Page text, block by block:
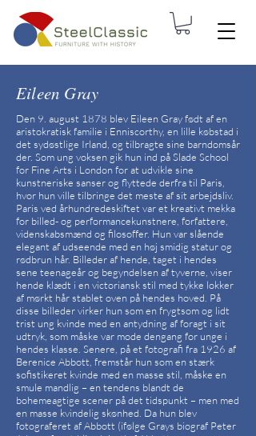
Eileen Gray
Den 9. august 1878 blev Eileen Gray født af en
aristokratisk familie i Enniscorthy, en lille købstad i
det sydøstlige Irland, og tilbragte sine barndomsår
der. Som ung voksen gik hun ind på Slade School
for Fine Arts i London for at udvikle sine
kunstneriske sanser og flyttede derfra til Paris,
hvor hun ville tilbringe det meste af sit arbejdsliv.
Paris ved århundredeskiftet var et kreativt mekka
for billed- og performancekunstnere, forfattere,
videnskabsmænd og filosoffer. Hun var slående
elegant af udseende med en høj smidig statur og
rødbrun hår. Billeder af hende, taget i hendes
sene teenageår og begyndelsen af tyverne, viser
hende klædt i en victoriansk stil med tykke lokker
af mørkt hår stablet oven på hendes hoved. På
disse billeder virker hun som en frygtsom og lidt
trist ung kvinde med en antydning af foragt i sit
udtryk, som måske var mode dengang for unge i
hendes klasse. Senere, på et fotografi fra 1926 af
Berenice Abbott, fremstår hun som en stærk
sofistikeret kvinde med en masse stil, måske en
smule mandlig – en tendens blandt de
bohemeagtige scener på det tidspunkt – men med
en masse kvindelig skønhed. Da hun blev
fotograferet af Abbott (ifølge Grays biograf Peter